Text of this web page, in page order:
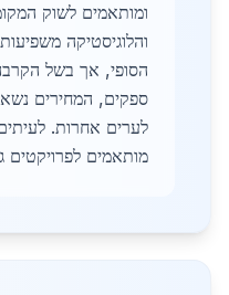
ומותאמים לשוק
והלוגיסטיקה
הסופי, אך בשל הקרבה
ספקים, המחירים
לערים אחרות.
מותאמים לפרויקטים